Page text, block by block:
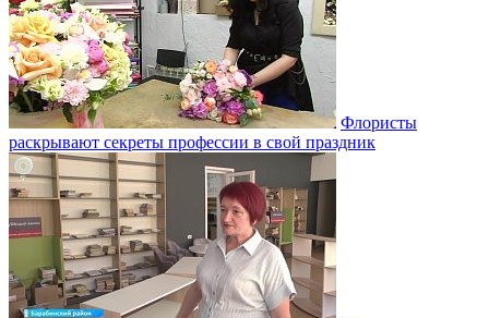
Флористы
раскрывают секреты профессии в свой праздник